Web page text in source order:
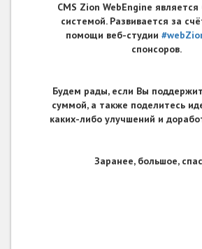
CMS Zion WebEngine
системой. Развивается за
помощи веб-студии
спонсоров.
Будем рады, если Вы
суммой, а также поделитесь
каких-либо улучшений и
Заранее, большое,